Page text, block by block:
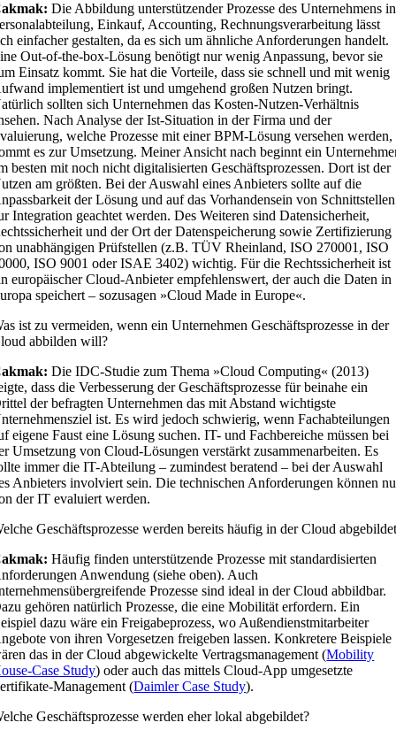
Die Abbildung unterstützender Prozesse des Unternehmens in
Einkauf, Accounting, Rechnungsverarbeitung lässt
einfacher gestalten, da es sich um ähnliche Anforderungen handelt.
Out-of-the-box-Lösung benötigt nur wenig Anpassung, bevor sie
Einsatz kommt. Sie hat die Vorteile, dass sie schnell und mit wenig
implementiert ist und umgehend großen Nutzen bringt.
sollten sich Unternehmen das Kosten-Nutzen-Verhältnis
Nach Analyse der Ist-Situation in der Firma und der
welche Prozesse mit einer BPM-Lösung versehen werden,
es zur Umsetzung. Meiner Ansicht nach beginnt ein
besten mit noch nicht digitalisierten Geschäftsprozessen. Dort ist der
am größten. Bei der Auswahl eines Anbieters sollte auf die
der Lösung und auf das Vorhandensein von Schnittstellen
Integration geachtet werden. Des Weiteren sind Datensicherheit,
und der Ort der Datenspeicherung sowie Zertifizierung
unabhängigen Prüfstellen (z.B. TÜV Rheinland, ISO 270001, ISO
ISO 9001 oder ISAE 3402) wichtig. Für die Rechtssicherheit ist
europäischer Cloud-Anbieter empfehlenswert, der auch die Daten in
speichert – sozusagen »Cloud Made in Europe«.
ist zu vermeiden, wenn ein Unternehmen Geschäftsprozesse in der
abbilden will?
Die IDC-Studie zum Thema »Cloud Computing« (2013)
dass die Verbesserung der Geschäftsprozesse für beinahe ein
der befragten Unternehmen das mit Abstand wichtigste
ist. Es wird jedoch schwierig, wenn Fachabteilungen
eigene Faust eine Lösung suchen. IT- und Fachbereiche müssen bei
Umsetzung von Cloud-Lösungen verstärkt zusammenarbeiten. Es
immer die IT-Abteilung – zumindest beratend – bei der Auswahl
Anbieters involviert sein. Die technischen Anforderungen können
der IT evaluiert werden.
Geschäftsprozesse werden bereits häufig in der Cloud
Häufig finden unterstützende Prozesse mit standardisierten
Anwendung (siehe oben). Auch
Prozesse sind ideal in der Cloud abbildbar.
gehören natürlich Prozesse, die eine Mobilität erfordern. Ein
dazu wäre ein Freigabeprozess, wo Außendienstmitarbeiter
von ihren Vorgesetzen freigeben lassen. Konkretere Beispiele
das in der Cloud abgewickelte Vertragsmanagement (Mobility
Case Study) oder auch das mittels Cloud-App umgesetzte
Management (Daimler Case Study).
Geschäftsprozesse werden eher lokal abgebildet?